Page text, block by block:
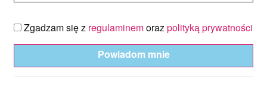
Zgadzam się z regulaminemorazpolityką prywatności
Powiadom mnie